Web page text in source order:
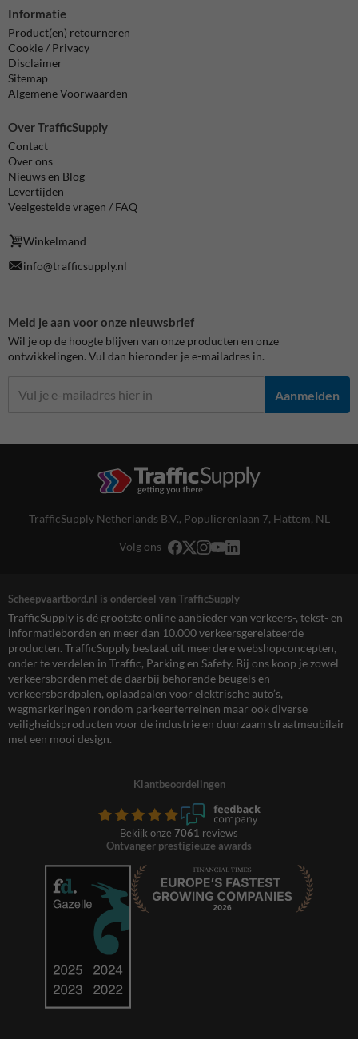
Informatie
Product(en) retourneren
Cookie / Privacy
Disclaimer
Sitemap
Algemene Voorwaarden
Over TrafficSupply
Contact
Over ons
Nieuws en Blog
Levertijden
Veelgestelde vragen / FAQ
Winkelmand
info@trafficsupply.nl
Meld je aan voor onze nieuwsbrief
Wil je op de hoogte blijven van onze producten en onze
ontwikkelingen. Vul dan hieronder je e-mailadres in.
Aanmelden
TrafficSupply Netherlands B.V., Populierenlaan 7, Hattem, NL
Volg ons
Scheepvaartbord.nl is onderdeel van TrafficSupply
TrafficSupply is dé grootste online aanbieder van verkeers-, tekst- en
informatieborden en meer dan 10.000 verkeersgerelateerde
producten. TrafficSupply bestaat uit meerdere webshopconcepten,
onder te verdelen in Traffic, Parking en Safety. Bij ons koop je zowel
verkeersborden met de daarbij behorende beugels en
verkeersbordpalen, oplaadpalen voor elektrische auto’s,
wegmarkeringen rondom parkeerterreinen maar ook diverse
veiligheidsproducten voor de industrie en duurzaam straatmeubilair
met een mooi design.
Klantbeoordelingen
Bekijk onze 7061 reviews
Ontvanger prestigieuze awards